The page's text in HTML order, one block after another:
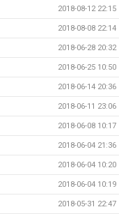
2018-08-12 22:15
2018-08-08 22:14
2018-06-28 20:32
2018-06-25 10:50
2018-06-14 20:36
2018-06-11 23:06
2018-06-08 10:17
2018-06-04 21:36
2018-06-04 10:20
2018-06-04 10:19
2018-05-31 22:47